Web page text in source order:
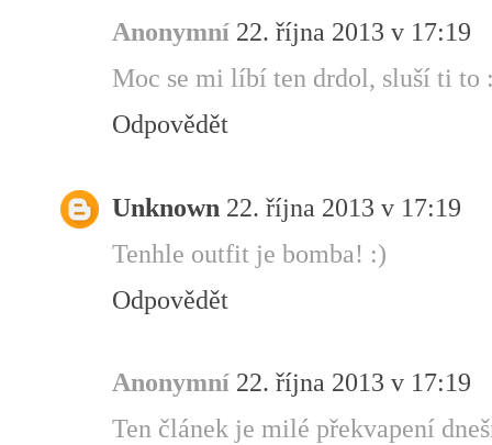
Anonymní 22. října 2013 v 17:19
Moc se mi líbí ten drdol, sluší ti to
Odpovědět
Unknown 22. října 2013 v 17:19
Tenhle outfit je bomba! :)
Odpovědět
Anonymní 22. října 2013 v 17:19
Ten článek je milé překvapení